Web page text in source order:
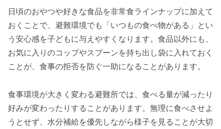
日頃のおやつや好きな食品を非常食ラインナップに加えて
おくことで、避難環境でも「いつもの食べ物がある」とい
う安心感を子どもに与えやすくなります。食品以外にも、
お気に入りのコップやスプーンを持ち出し袋に入れておく
ことが、食事の拒否を防ぐ一助になることがあります。
食事環境が大きく変わる避難所では、食べる量が減ったり
好みが変わったりすることがあります。無理に食べさせよ
うとせず、水分補給を優先しながら様子を見ることが大切